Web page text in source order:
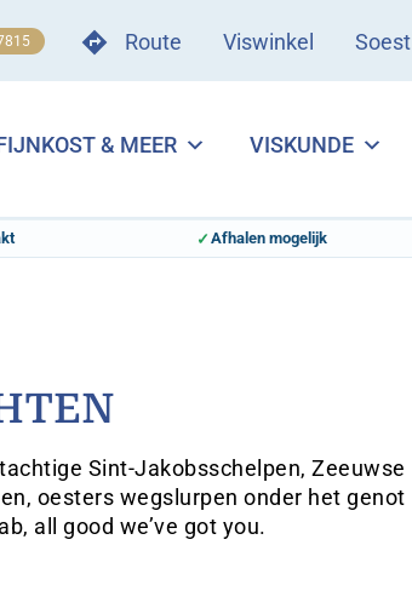
Route Viswinkel Soest
& MEER VISKUNDE
Afhalen mogelijk
Sint-Jakobsschelpen, Zeeuwse
oesters wegslurpen onder het genot
all good we’ve got you.